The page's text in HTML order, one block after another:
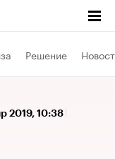
Решение
2019, 10:38